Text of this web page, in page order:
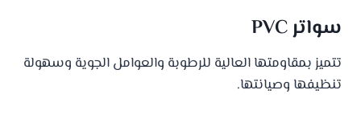
سواتر PVC
تتميز بمقاومتها العالية للرطوبة والعوامل الجوية وسهولة
تنظيفها وصيانتها.